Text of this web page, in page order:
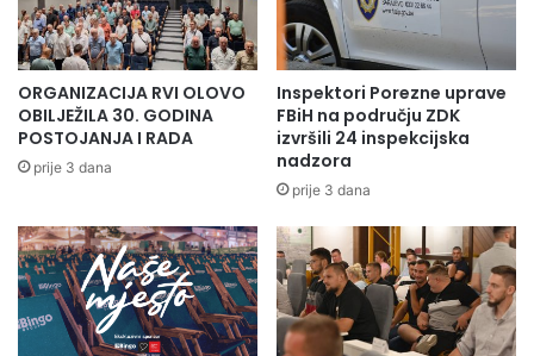
a
s
a
n
a
č
e
i
k
o
o
A
V
U
ORGANIZACIJA RVI OLOVO
OBILJEŽILA 30. GODINA
POSTOJANJA I RADA
prije 3 dana
Inspektori Porezne uprave
FBiH na području ZDK
izvršili 24 inspekcijska
nadzora
prije 3 dana